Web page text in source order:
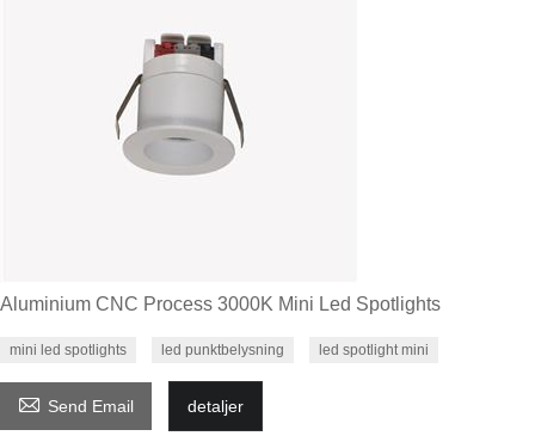
Aluminium CNC Process 3000K Mini Led Spotlights
mini led spotlights led punktbelysning led spotlight mini
 Send Email detaljer